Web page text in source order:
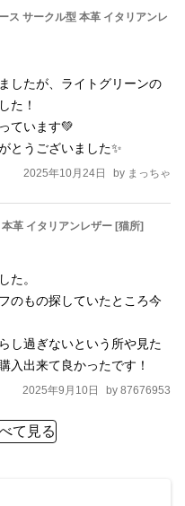
ス サークル型 本革 イタリアンレ
したが、ライトグリーンの
た！
ています💚
とうございました✨
2025年10月24日 by まっちゃ
革 イタリアンレザー [猫所]
た。
のもの探していたところ今
し過ぎないという所や見た
入出来て良かったです！
2025年9月10日 by 87676953
て見る